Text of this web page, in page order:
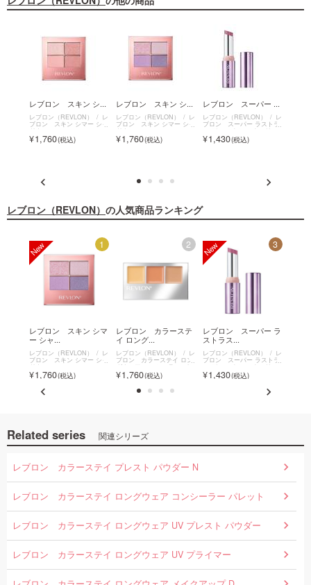
レブロン スキン シ...
レブロン（REVLON） レ
ブロン スキン シマー シャ
ドウ
1,760
レブロン スキン シ...
レブロン（REVLON） レ
ブロン スキン シマー シャ
ドウ
1,760
レブロン スーパー ...
レブロン（REVLON） レ
ブロン スーパー ラストラ
ス デューイ シャイン リッ
プスティック
1,430
レブロン（REVLON） の人気商品ランキング
1
レブロン スキン シマ
ー シャ...
レブロン（REVLON） レ
ブロン スキン シマー シャ
ドウ
1,760
2
レブロン カラーステ
イ ロング...
レブロン（REVLON） レ
ブロン カラーステイ ロン
グウェア コンシーラー パレ
ット1,760
3
レブロン スーパー ラ
ストラス...
レブロン（REVLON） レ
ブロン スーパー ラストラ
ス デューイ シャイン リッ
プスティック
1,430
Related series 関連シリーズ
レブロン カラーステイ プレスト パウダー N
レブロン カラーステイ ロングウェア コンシーラー パレット
レブロン カラーステイ ロングウェア UV プレスト パウダー
レブロン カラーステイ ロングウェア UV プライマー